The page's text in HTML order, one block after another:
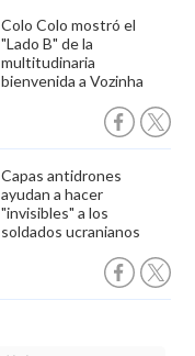
Colo Colo mostró el
"Lado B" de la
multitudinaria
bienvenida a Vozinha
Capas antidrones
ayudan a hacer
"invisibles" a los
soldados ucranianos